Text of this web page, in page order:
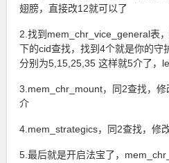
翅膀，直接改12就可以了
2.找到mem_chr_vice_general表
下的cid查找，找到4个就是你的守
分别为5,15,25,35 这样就5介了，
3.mem_chr_mount，同2查找，
介
4.mem_strategics，同2查找，修
5.最后就是开启法宝了，